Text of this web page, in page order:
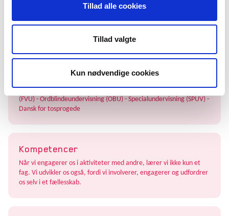
Tillad alle cookies
Tillad valgte
Kun nødvendige cookies
Unge i folkeoplysningen
Mange unge kommer videre i livet på folkeoplysende skoler. Andre
unge er aktive i folkeoplysende foreninger.
Voksen- og efteruddannelse
Folkeoplysende skoler tilbyder Forberedende Voksenundervisning
(FVU) - Ordblindeundervisning (OBU) - Specialundervisning (SPUV) -
Dansk for tosprogede
Kompetencer
Når vi engagerer os i aktiviteter med andre, lærer vi ikke kun et
fag. Vi udvikler os også, fordi vi involverer, engagerer og udfordrer
os selv i et fællesskab.